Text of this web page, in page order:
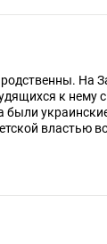
На
к нему
властью
Западе -